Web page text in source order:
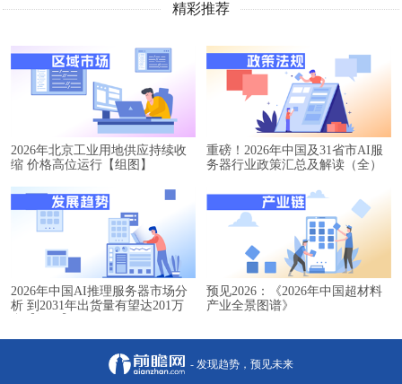
精彩推荐
2026年北京工业用地供应持续收
缩 价格高位运行【组图】
重磅！2026年中国及31省市AI服
务器行业政策汇总及解读（全）
2026年中国AI推理服务器市场分
析 到2031年出货量有望达201万
预见2026：《2026年中国超材料
产业全景图谱》
- 发现趋势，预见未来